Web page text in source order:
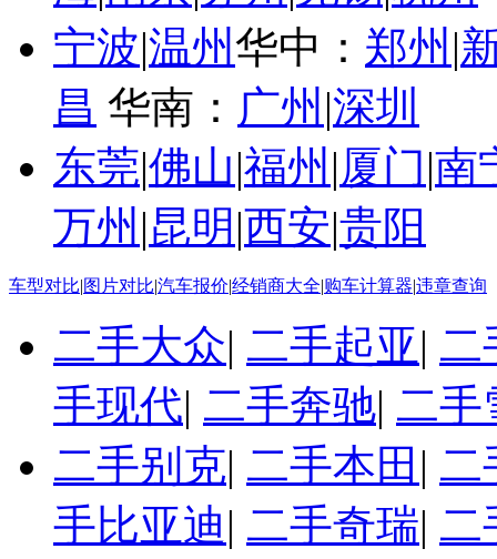
宁波|温州华中： 郑州 |
昌 华南： 广州 |深圳
东莞|佛山|福州 |厦门|南
万州 |昆明 |西安|贵阳
车型对比|图片对比|汽车报价|经销商大全|购车计算器|违章查询
二手大众| 二手起亚| 二
手现代| 二手奔驰| 二手
二手别克| 二手本田 | 二
手比亚迪| 二手奇瑞| 二